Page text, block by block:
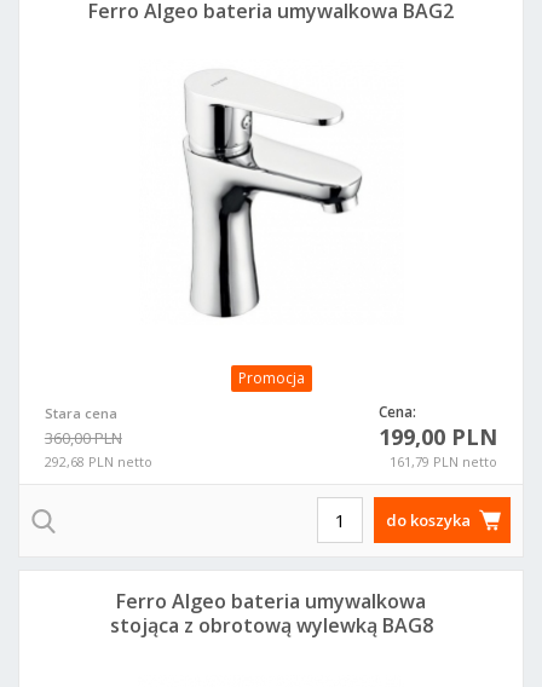
Promocja
Stara cena
360,00 PLN
292,68 PLN netto
Cena:
199,00 PLN
161,79 PLN netto
Ferro Algeo bateria umywalkowa BAG2
do koszyka
Ferro Algeo bateria umywalkowa
stojąca z obrotową wylewką BAG8